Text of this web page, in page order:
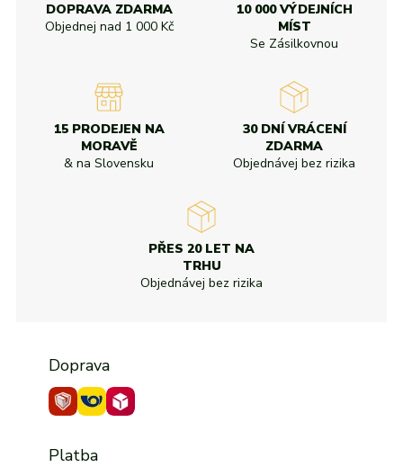
DOPRAVA ZDARMA
Objednej nad 1 000 Kč
10 000 VÝDEJNÍCH
MÍST
Se Zásilkovnou
15 PRODEJEN NA
MORAVĚ
& na Slovensku
30 DNÍ VRÁCENÍ
ZDARMA
Objednávej bez rizika
PŘES 20 LET NA
TRHU
Objednávej bez rizika
Doprava
Platba